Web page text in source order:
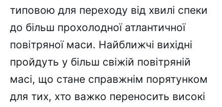
типовою для переходу від хвилі спеки
до більш прохолодної атлантичної
повітряної маси. Найближчі вихідні
пройдуть у більш свіжій повітряній
масі, що стане справжнім порятунком
для тих, хто важко переносить високі